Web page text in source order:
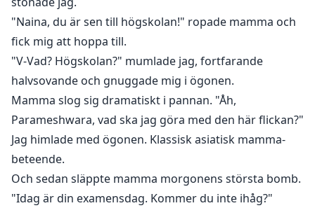
"Naina, du är sen till högskolan!" ropade mamma och
fick mig att hoppa till.
"V-Vad? Högskolan?" mumlade jag, fortfarande
halvsovande och gnuggade mig i ögonen.
Mamma slog sig dramatiskt i pannan. "Åh,
Parameshwara, vad ska jag göra med den här flickan?"
Jag himlade med ögonen. Klassisk asiatisk mamma-
beteende.
Och sedan släppte mamma morgonens största bomb.
"Idag är din examensdag. Kommer du inte ihåg?"